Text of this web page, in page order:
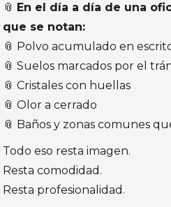
📎 En el día a día de una
que se notan:
📎 Polvo acumulado en
📎 Suelos marcados por el
📎 Cristales con huellas
📎 Olor a cerrado
📎 Baños y zonas comunes
Todo eso resta imagen.
Resta comodidad.
Resta profesionalidad.